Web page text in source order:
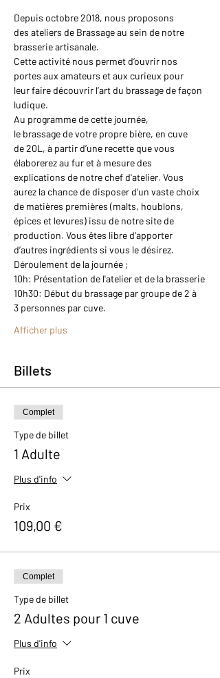
Depuis octobre 2018, nous proposons
des ateliers de Brassage au sein de notre
brasserie artisanale.
Cette activité nous permet d’ouvrir nos
portes aux amateurs et aux curieux pour
leur faire découvrir l’art du brassage de façon
ludique.
Au programme de cette journée,
le brassage de votre propre bière, en cuve
de 20L, à partir d’une recette que vous
élaborerez au fur et à mesure des
explications de notre chef d'atelier. Vous
aurez la chance de disposer d’un vaste choix
de matières premières (malts, houblons,
épices et levures) issu de notre site de
production. Vous êtes libre d’apporter
d’autres ingrédients si vous le désirez.
Déroulement de la journée ;
10h: Présentation de l'atelier et de la brasserie
10h30: Début du brassage par groupe de 2 à
3 personnes par cuve.
Afficher plus
Billets
Complet
Type de billet
1 Adulte
Plus d'info
Prix
109,00 €
Complet
Type de billet
2 Adultes pour 1 cuve
Plus d'info
Prix